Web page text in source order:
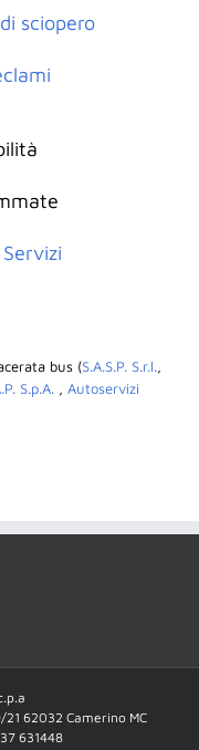
sciopero
bus (S.A.S.P. S.r.l.,
S.p.A., Autoservizi
62032 Camerino MC
631448